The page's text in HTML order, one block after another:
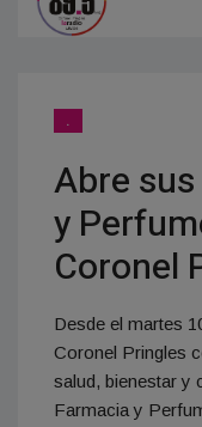
.
Abre
y
Coronel
Desde el martes
Coronel Pringles
salud, bienestar y
Farmacia y